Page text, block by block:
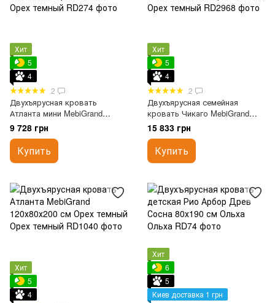
Хит
5
4
2
Двухъярусная кровать
Атланта мини MebiGrand
80х200 см Орех темный
9 728 грн
Купить
Хит
5
4
2
Двухъярусная семейная
кровать Чикаго MebiGrand
120х70х200 см Орех темный
15 833 грн
Купить
Хит
5
4
Хит
6
5
Киев доставка 1 грн